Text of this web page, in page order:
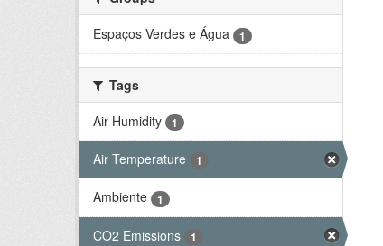
Espaços Verdes e Água
1
Tags
Air Humidity
1
Air Temperature 1
Ambiente 1
CO2 Emissions 1